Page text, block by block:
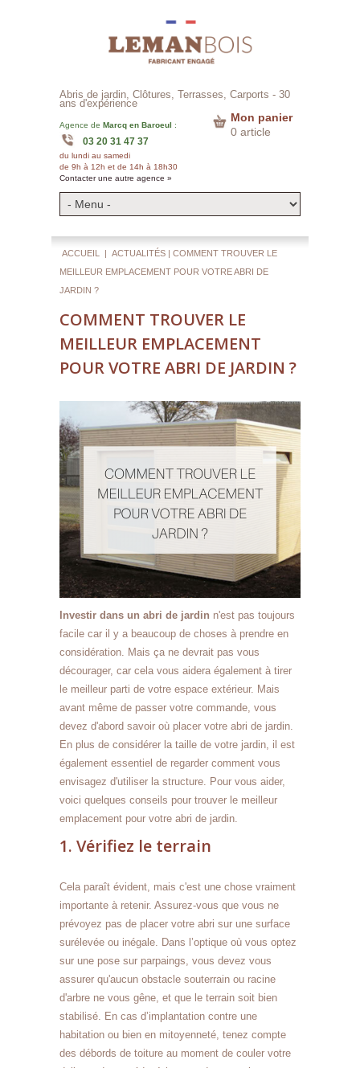
Abris de jardin, Clôtures, Terrasses, Carports - 30
ans d'expérience
Agence de Marcq en Baroeul :
03 20 31 47 37
Contacter une autre agence »
du lundi au samedi
de 9h à 12h et de 14h à 18h30
Mon panier
0 article
ACCUEIL | ACTUALITÉS | COMMENT TROUVER LE
MEILLEUR EMPLACEMENT POUR VOTRE ABRI DE
JARDIN ?
COMMENT TROUVER LE
MEILLEUR EMPLACEMENT
POUR VOTRE ABRI DE JARDIN ?
Investir dans un abri de jardin n'est pas toujours
facile car il y a beaucoup de choses à prendre en
considération. Mais ça ne devrait pas vous
décourager, car cela vous aidera également à tirer
le meilleur parti de votre espace extérieur. Mais
avant même de passer votre commande, vous
devez d'abord savoir où placer votre abri de jardin.
En plus de considérer la taille de votre jardin, il est
également essentiel de regarder comment vous
envisagez d'utiliser la structure. Pour vous aider,
voici quelques conseils pour trouver le meilleur
emplacement pour votre abri de jardin.
1. Vérifiez le terrain
Cela paraît évident, mais c'est une chose vraiment
importante à retenir. Assurez-vous que vous ne
prévoyez pas de placer votre abri sur une surface
surélevée ou inégale. Dans l’optique où vous optez
sur une pose sur parpaings, vous devez vous
assurer qu'aucun obstacle souterrain ou racine
d'arbre ne vous gêne, et que le terrain soit bien
stabilisé. En cas d’implantation contre une
habitation ou bien en mitoyenneté, tenez compte
des débords de toiture au moment de couler votre